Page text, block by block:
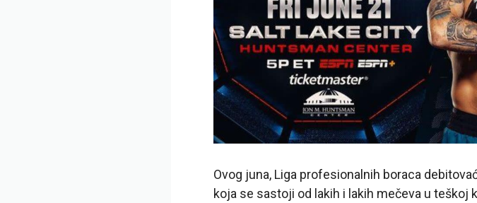
Ovog juna, Liga profesionalnih boraca
koja se sastoji od lakih i lakih mečeva u teškoj